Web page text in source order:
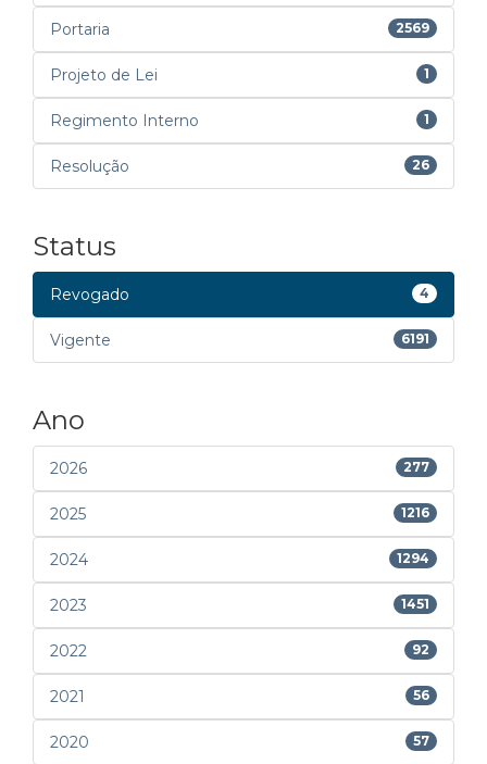
Portaria 2569
Projeto de Lei 1
Regimento Interno 1
Resolução 26
Status
Revogado 4
Vigente 6191
Ano
2026 277
2025 1216
2024 1294
2023 1451
2022 92
2021 56
2020 57